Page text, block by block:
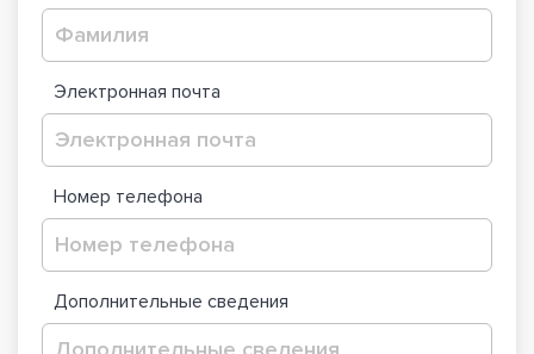
Электронная почта
Номер телефона
Дополнительные сведения